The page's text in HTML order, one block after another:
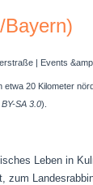
Bayern)
etwa 20 Kilometer
SA 3.0).
Leben in
zum